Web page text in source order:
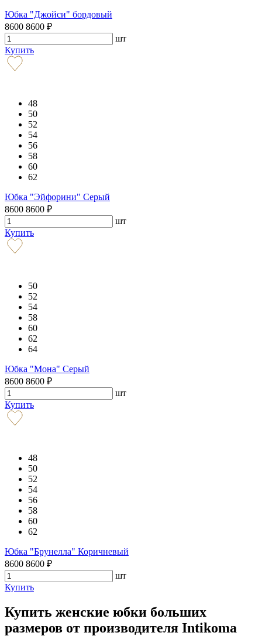
Юбка "Джойси" бордовый
8600 8600 ₽
шт
Купить
48
50
52
54
56
58
60
62
Юбка "Эйфорини" Серый
8600 8600 ₽
шт
Купить
50
52
54
58
60
62
64
Юбка "Мона" Серый
8600 8600 ₽
шт
Купить
48
50
52
54
56
58
60
62
Юбка "Брунелла" Коричневый
8600 8600 ₽
шт
Купить
Купить женские юбки больших
размеров от производителя Intikoma